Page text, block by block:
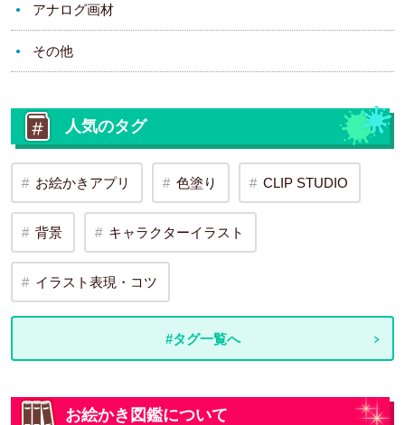
アナログ画材
その他
人気のタグ
お絵かきアプリ 色塗り CLIP STUDIO
背景 キャラクターイラスト
イラスト表現・コツ
#タグ一覧へ
お絵かき図鑑について